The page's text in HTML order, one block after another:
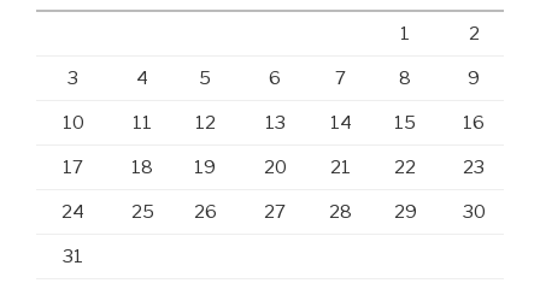
1 2
3 4 5 6 7 8 9
10 11 12 13 14 15 16
17 18 19 20 21 22 23
24 25 26 27 28 29 30
31